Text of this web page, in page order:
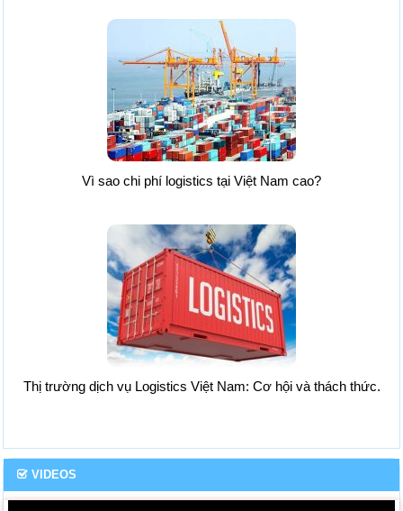
Vì sao chi phí logistics tại Việt Nam cao?
Thị trường dịch vụ Logistics Việt Nam: Cơ hội và thách thức.
VIDEOS